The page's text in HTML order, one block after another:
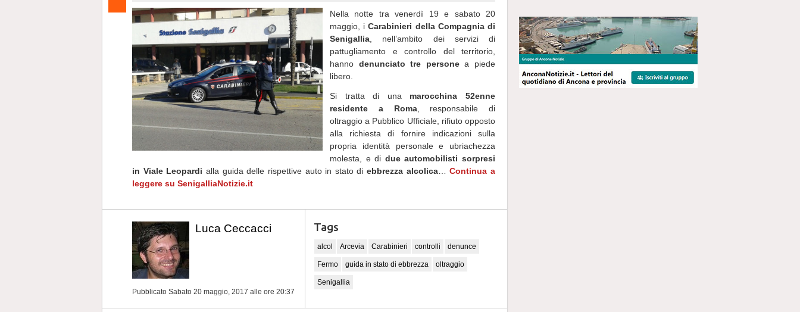
Nella notte tra venerdì 19 e sabato 20
maggio, iCarabinieri della Compagnia di
Senigallia , nell’ambito dei servizi di
pattugliamento e controllo del territorio,
hanno denunciato tre personea piede
libero.
Si tratta di una marocchina 52enne
residente a Roma, responsabile di
oltraggio a Pubblico Ufficiale, rifiuto opposto
alla richiesta di fornire indicazioni sulla
propria identità personale e ubriachezza
molesta, e di due automobilisti sorpresi
in Viale Leopardi alla guida delle rispettive auto in stato diebbrezza alcolica…Continua a
leggere su SenigalliaNotizie.it
Luca Ceccacci
Pubblicato Sabato 20 maggio, 2017 alle ore 20:37
Tags
alcol Arcevia Carabinieri controlli denunce
Fermo guida in stato di ebbrezza oltraggio
Senigallia